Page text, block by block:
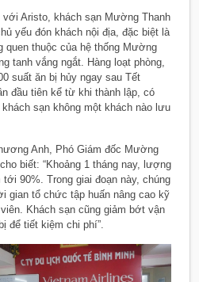
với Aristo, khách sạn Mường Thanh
yếu đón khách nội địa, đặc biệt là
quen thuộc của hệ thống Mường
tanh vắng ngắt. Hàng loạt phòng,
suất ăn bị hủy ngay sau Tết
đầu tiên kể từ khi thành lập, có
sạn không một khách nào lưu
Anh, Phó Giám đốc Mường
biết: “Khoảng 1 tháng nay, lượng
tới 90%. Trong giai đoạn này, chúng
gian tổ chức tập huấn nâng cao kỹ
Khách sạn cũng giảm bớt vận
để tiết kiệm chi phí”.